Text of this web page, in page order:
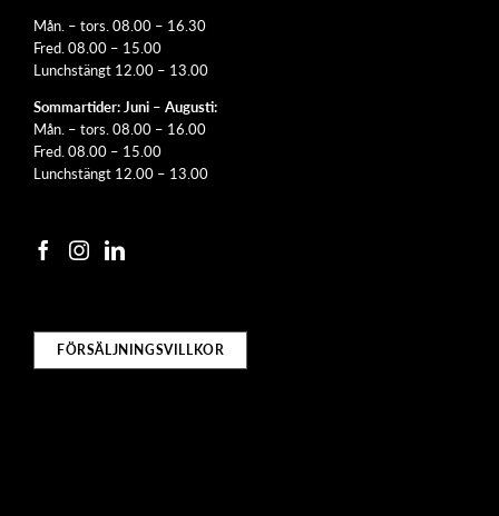
Mån. – tors. 08.00 – 16.30
Fred. 08.00 – 15.00
Lunchstängt 12.00 – 13.00
Sommartider: Juni – Augusti:
Mån. – tors. 08.00 – 16.00
Fred. 08.00 – 15.00
Lunchstängt 12.00 – 13.00
FÖRSÄLJNINGSVILLKOR